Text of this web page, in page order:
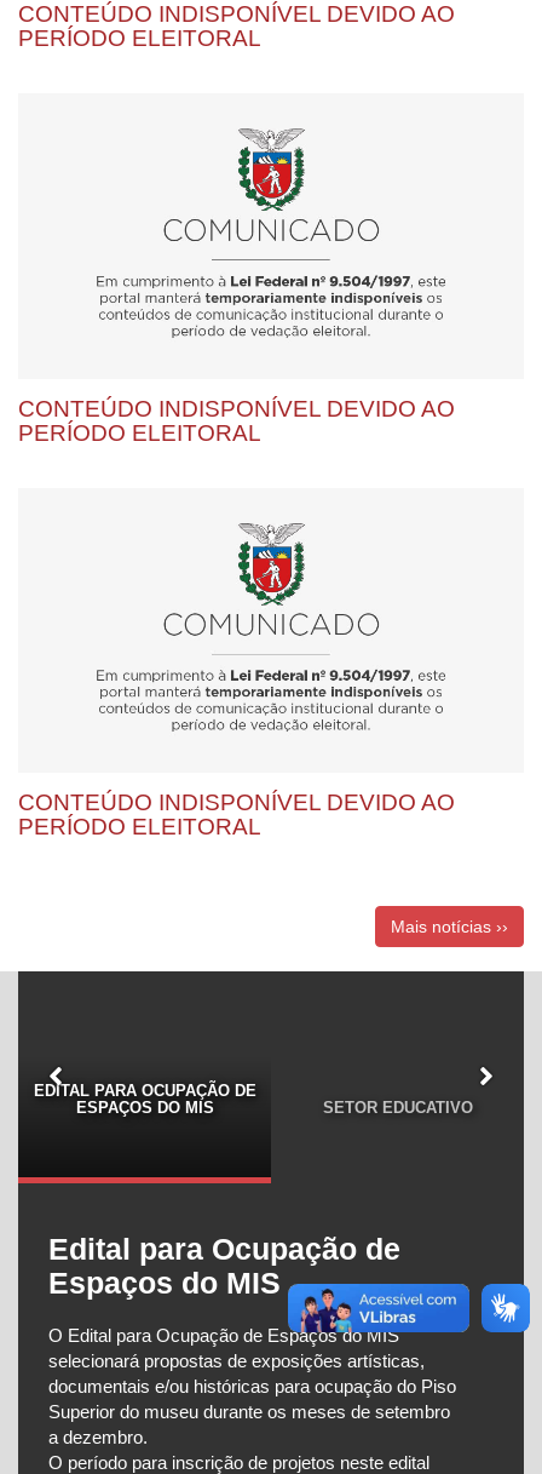
CONTEÚDO INDISPONÍVEL DEVIDO AO
PERÍODO ELEITORAL
CONTEÚDO INDISPONÍVEL DEVIDO AO
PERÍODO ELEITORAL
CONTEÚDO INDISPONÍVEL DEVIDO AO
PERÍODO ELEITORAL
Mais notícias ››
EDITAL PARA OCUPAÇÃO DE
ESPAÇOS DO MIS
SETOR EDUCATIVO
Edital para Ocupação de
Espaços do MIS
O Edital para Ocupação de Espaços do MIS
selecionará propostas de exposições artísticas,
documentais e/ou históricas para ocupação do Piso
Superior do museu durante os meses de setembro
a dezembro.
O período para inscrição de projetos neste edital